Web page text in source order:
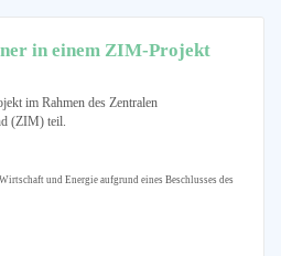
in einem ZIM-Projekt
im Rahmen des Zentralen
(ZIM) teil.
und Energie aufgrund eines Beschlusses des